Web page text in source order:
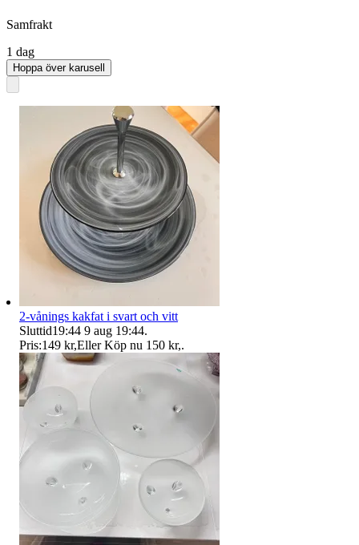
Samfrakt
1 dag
Hoppa över karusell
2-vånings kakfat i svart och vitt
Sluttid19:44 9 aug 19:44.
Pris:149 kr,Eller Köp nu 150 kr,.